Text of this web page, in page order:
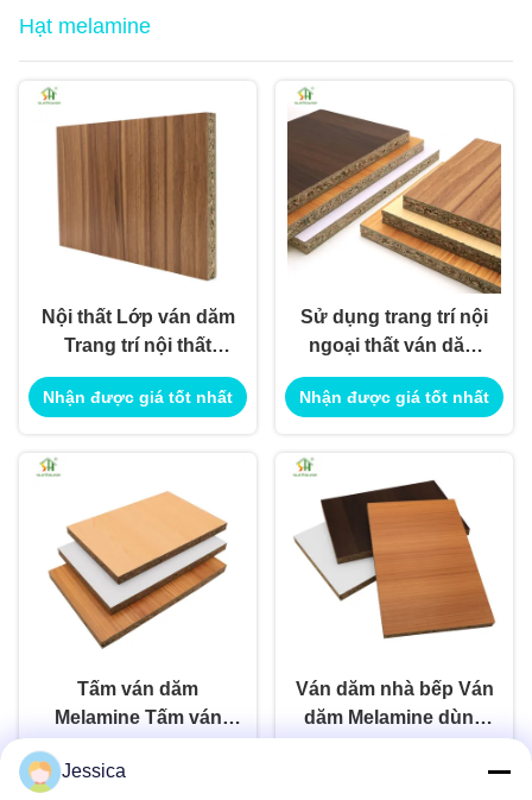
Hạt melamine
Nội thất Lớp ván dăm
Trang trí nội thất
ngoại thất Sử dụng
cho ứng dụng xây
Nhận được giá tốt nhất
Sử dụng trang trí nội
ngoại thất ván dăm
lớp E1 để sử dụng
cho ứng dụng xây
Nhận được giá tốt nhất
Tấm ván dăm
Melamine Tấm ván
để trang trí nội ngoại
Nhận được giá tốt nhất
Ván dăm nhà bếp Ván
dăm Melamine dùng
Nhận được giá tốt nhất
Jessica